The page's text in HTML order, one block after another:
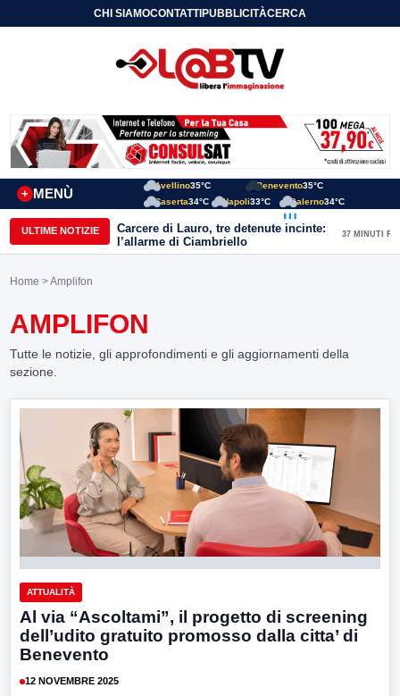
CHI SIAMOCONTATTIPUBBLICITÀCERCA
MENÙ
+
Avellino35°C Benevento35°C
Caserta34°C Napoli33°C Salerno34°C
ULTIME NOTIZIE
Carcere di Lauro, tre detenute incinte:
l’allarme di Ciambriello
37 MINUTI FA
Home > Amplifon
AMPLIFON
Tutte le notizie, gli approfondimenti e gli aggiornamenti della
sezione.
ATTUALITÀ
Al via “Ascoltami”, il progetto di screening
dell’udito gratuito promosso dalla citta’ di
Benevento
12 NOVEMBRE 2025